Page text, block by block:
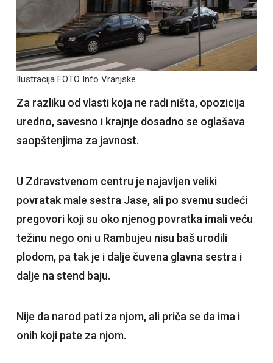
Ilustracija FOTO Info Vranjske
Za razliku od vlasti koja ne radi ništa, opozicija
uredno, savesno i krajnje dosadno se oglašava
saopštenjima za javnost.
U Zdravstvenom centru je najavljen veliki
povratak male sestra Jase, ali po svemu sudeći
pregovori koji su oko njenog povratka imali veću
težinu nego oni u Rambujeu nisu baš urodili
plodom, pa tak je i dalje čuvena glavna sestra i
dalje na stend baju.
Nije da narod pati za njom, ali priča se da ima i
onih koji pate za njom.